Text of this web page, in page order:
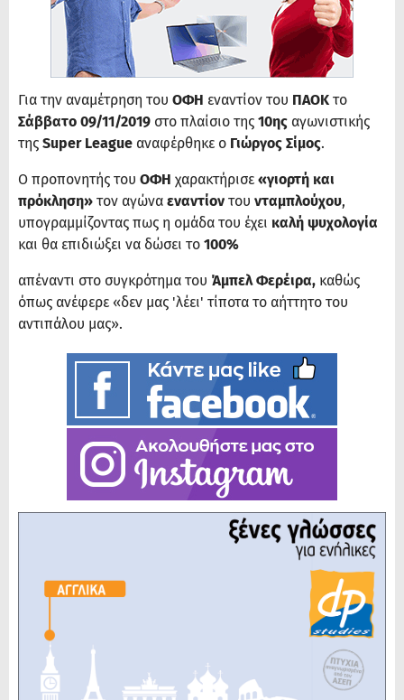
Για την αναμέτρηση του ΟΦΗ εναντίον του ΠΑΟΚ το
Σάββατο 09/11/2019 στο πλαίσιο της 10ης αγωνιστικής
της Super League αναφέρθηκε ο Γιώργος Σίμος.
Ο προπονητής του ΟΦΗ χαρακτήρισε «γιορτή και
πρόκληση» τον αγώνα εναντίον του νταμπλούχου,
υπογραμμίζοντας πως η ομάδα του έχει καλή ψυχολογία
και θα επιδιώξει να δώσει το 100%
απέναντι στο συγκρότημα του Άμπελ Φερέιρα, καθώς
όπως ανέφερε «δεν μας 'λέει' τίποτα το αήττητο του
αντιπάλου μας».